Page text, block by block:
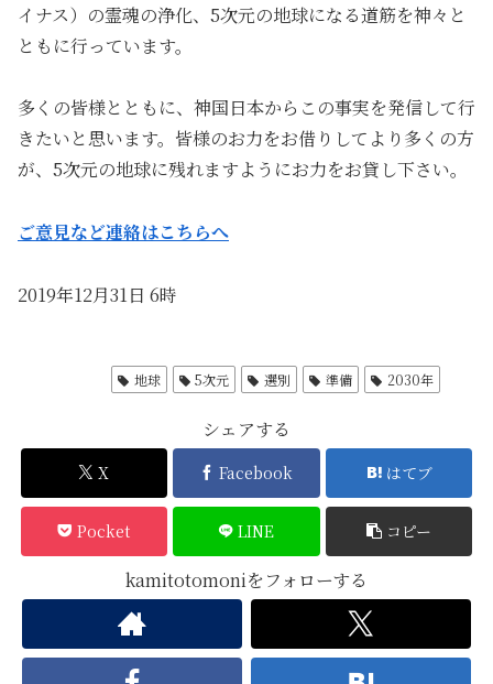
イナス）の霊魂の浄化、5次元の地球になる道筋を神々と
ともに行っています。
多くの皆様とともに、神国日本からこの事実を発信して行
きたいと思います。皆様のお力をお借りしてより多くの方
が、5次元の地球に残れますようにお力をお貸し下さい。
ご意見など連絡はこちらへ
2019年12月31日 6時
地球 5次元 選別 準備 2030年
シェアする
X Facebook はてブ
Pocket LINE コピー
kamitotomoniをフォローする